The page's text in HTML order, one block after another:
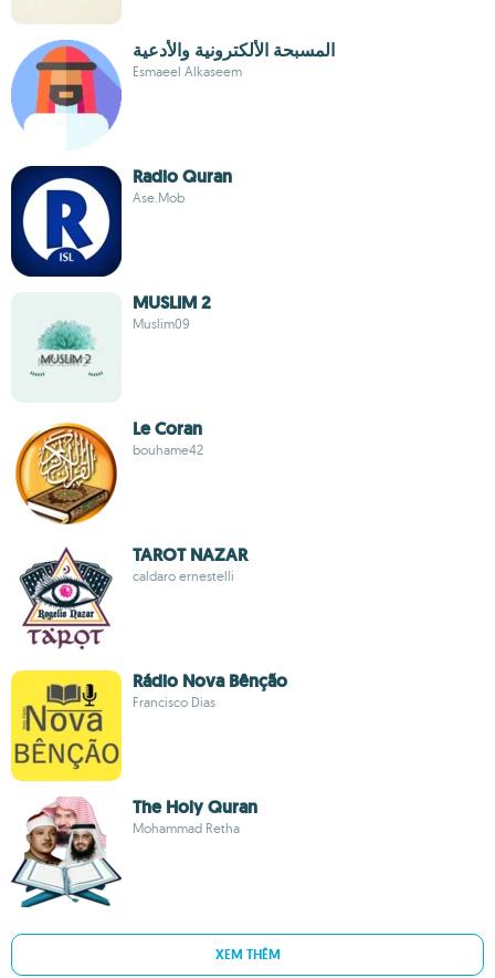
المسبحة الألكترونية والأدعية
Esmaeel Alkaseem
Radio Quran
Ase.Mob
MUSLIM 2
Muslim09
Le Coran
bouhame42
TAROT NAZAR
caldaro ernestelli
Rádio Nova Bênção
Francisco Dias
The Holy Quran
Mohammad Retha
XEM THÊM